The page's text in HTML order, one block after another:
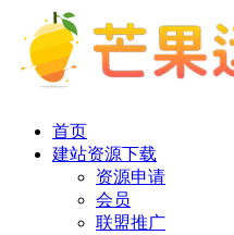
首页
建站资源下载
资源申请
会员
联盟推广